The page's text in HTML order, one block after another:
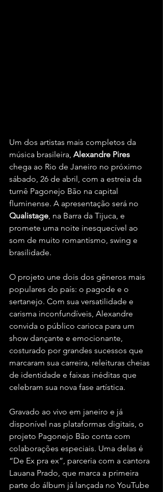
Um dos artistas mais completos da
música brasileira, Alexandre Pires
chega ao Rio de Janeiro no próximo
sábado, 26 de abril, com a estreia da
turnê Pagonejo Bão na capital
fluminense. A apresentação será no
Qualistage, na Barra da Tijuca, e
promete uma noite inesquecível ao
som de muito romantismo, swing e
brasilidade.
O projeto une dois dos gêneros mais
populares do país: o pagode e o
sertanejo. Com sua versatilidade e
carisma inconfundíveis, Alexandre
convida o público carioca para um
show dançante e emocionante,
costurado por grandes sucessos que
marcaram sua carreira, releituras cheias
de identidade e faixas inéditas que
celebram sua nova fase artística.
Gravado ao vivo em janeiro e já
disponível nas plataformas digitais, o
projeto Pagonejo Bão conta com
colaborações especiais. Uma delas é
“De Ex pra ex”, parceria com a cantora
Lauana Prado, que marca a primeira
parte do álbum já lançada no YouTube